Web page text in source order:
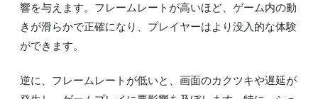
響を与えます。フレームレートが高いほど、ゲーム内の動
きが滑らかで正確になり、プレイヤーはより没入的な体験
ができます。
逆に、フレームレートが低いと、画面のカクツキや遅延が